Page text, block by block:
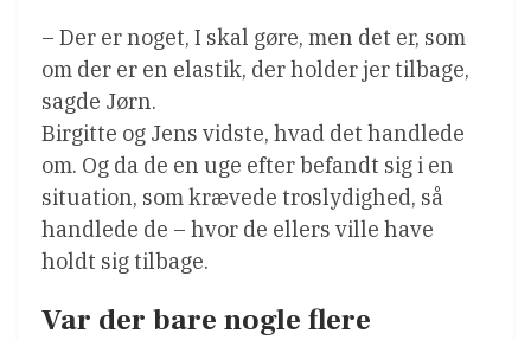
– Der er noget, I skal gøre, men det er, som
om der er en elastik, der holder jer tilbage,
sagde Jørn.
Birgitte og Jens vidste, hvad det handlede
om. Og da de en uge efter befandt sig i en
situation, som krævede troslydighed, så
handlede de – hvor de ellers ville have
holdt sig tilbage.
Var der bare nogle flere